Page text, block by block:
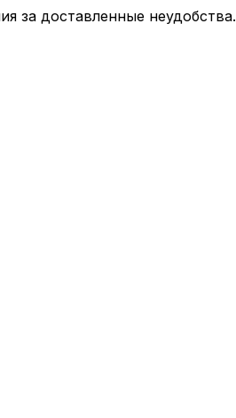
за доставленные неудобства.